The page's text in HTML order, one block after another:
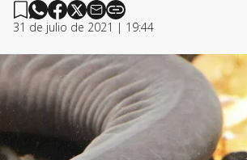
31 de julio de 2021 | 19:44